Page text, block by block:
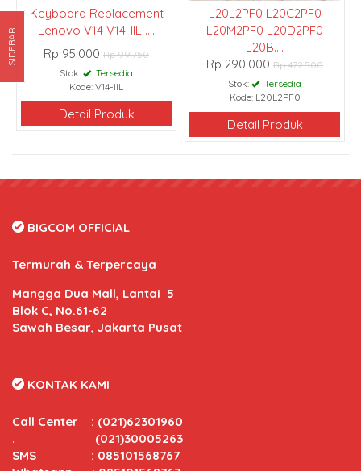
Keyboard Replacement
Lenovo V14 V14-IIL ....
Rp 95.000 Rp 99.750
Stok:
Tersedia
Kode: V14-IIL
Detail Produk
L20L2PF0 L20C2PF0
L20M2PF0 L20D2PF0
L20B....
Rp 290.000 Rp 472.500
Stok:
Tersedia
Kode: L20L2PF0
Detail Produk
SIDEBAR
BIGCOM OFFICIAL
Termurah & Terpercaya
Mangga Dua Mall, Lantai 5
Blok C, No.61-62
Sawah Besar, Jakarta Pusat
KONTAK KAMI
Call Center : (021)62301960
. (021)30005263
SMS : 085101568767